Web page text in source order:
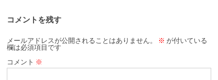
コメントを残す
メールアドレスが公開されることはありません。 ※ が付いている
欄は必須項目です
コメント ※